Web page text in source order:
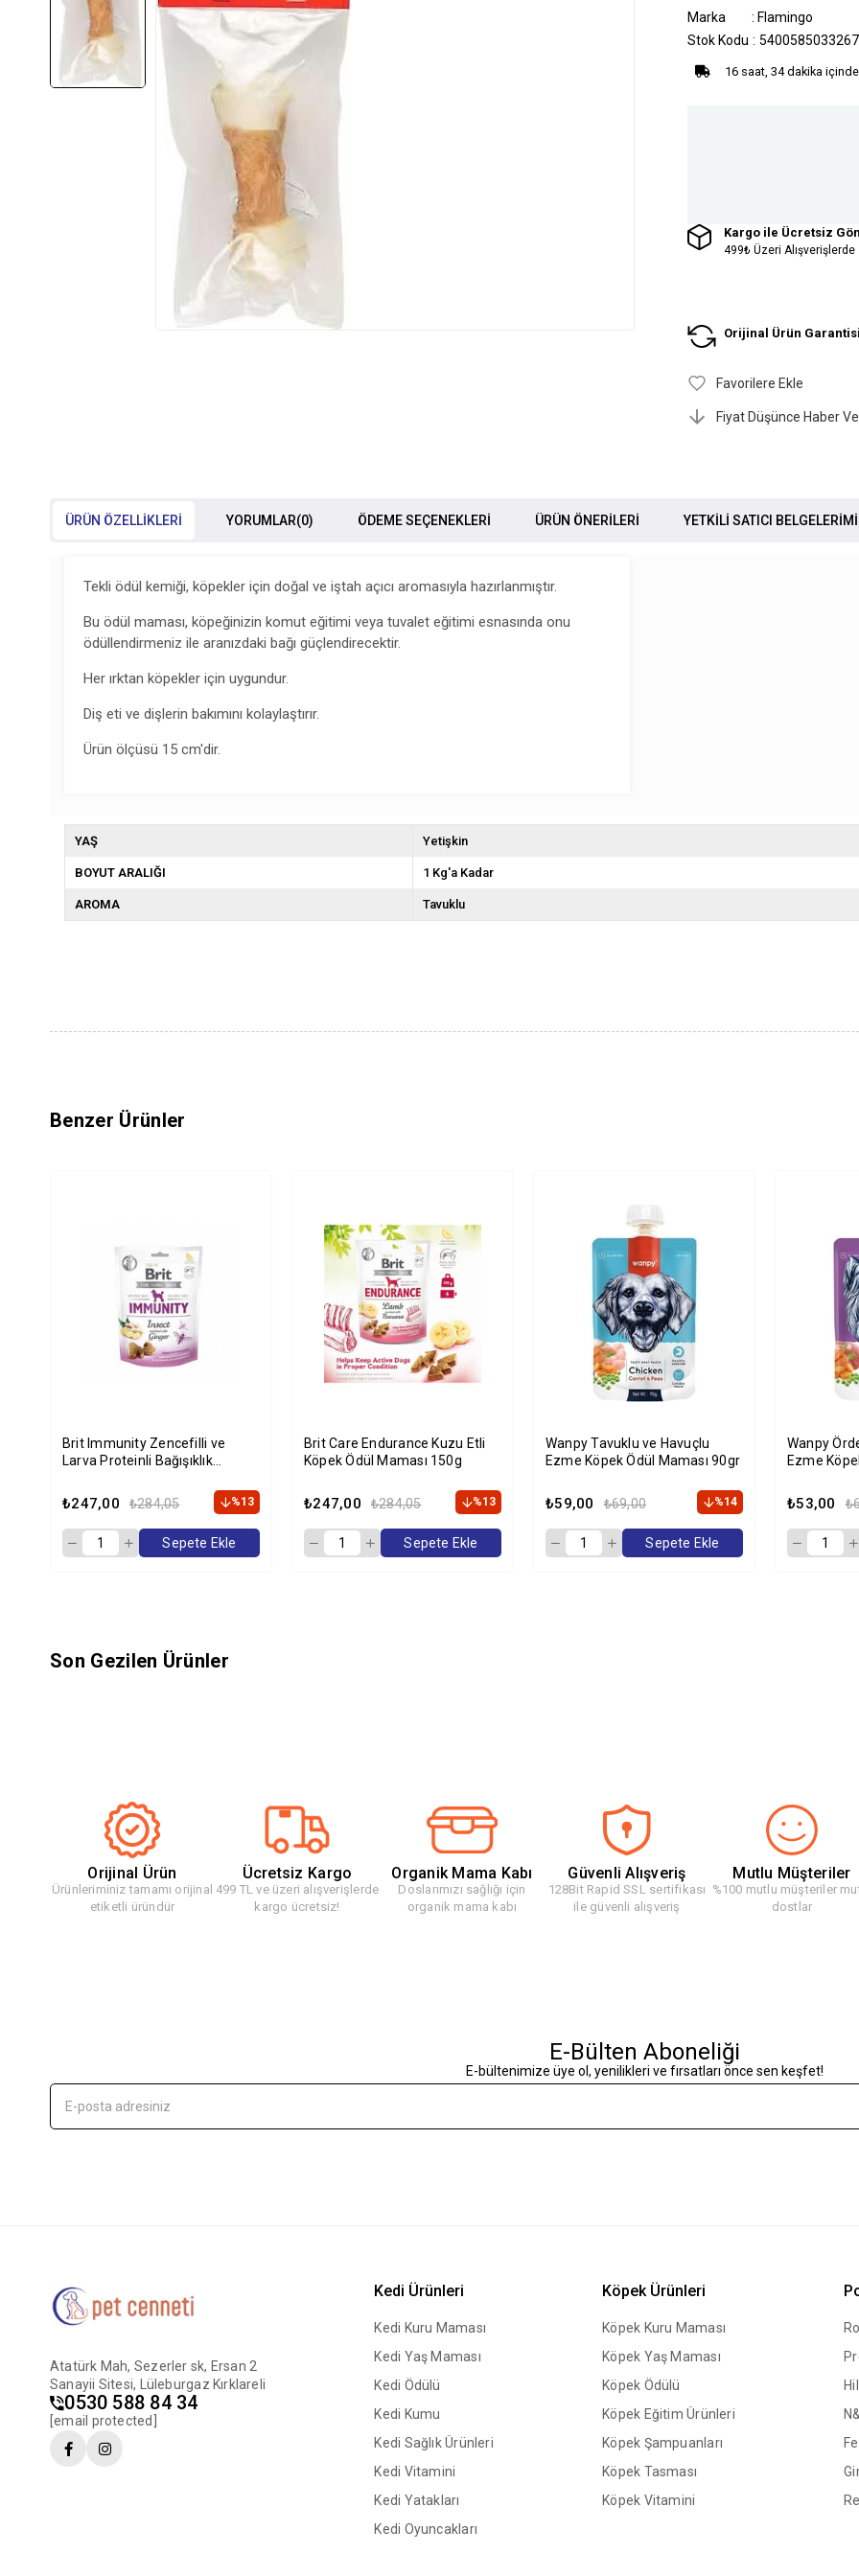
Marka : Flamingo
Stok Kodu
5400585033267
16 saat, 34 dakika
Kargo ile Ücretsiz
499₺ Üzeri Alışverişlerde
Orijinal Ürün
Favorilere Ekle
Fiyat Düşünce Haber
ÜRÜN ÖZELLIKLERI YORUMLAR(0) ÖDEME SEÇENEKLERI ÜRÜN ÖNERILERI YETKİLİ SATICI
Tekli ödül kemiği, köpekler için doğal ve iştah açıcı aromasıyla hazırlanmıştır.
Bu ödül maması, köpeğinizin komut eğitimi veya tuvalet eğitimi esnasında onu
ödüllendirmeniz ile aranızdaki bağı güçlendirecektir.
Her ırktan köpekler için uygundur.
Diş eti ve dişlerin bakımını kolaylaştırır.
Ürün ölçüsü 15 cm'dir.
YAŞ Yetişkin
BOYUT ARALIĞI 1 Kg'a Kadar
AROMA Tavuklu
Benzer Ürünler
Brit Immunity Zencefilli ve
Larva Proteinli Bağışıklık
gr
₺247,00 ₺284,05 %13
Sepete Ekle
Brit Care Endurance Kuzu Etli
Köpek Ödül Maması 150g
₺247,00 ₺284,05 %13
Sepete Ekle
Wanpy Tavuklu ve Havuçlu
Ezme Köpek Ödül Maması 90gr
₺59,00 ₺69,00 %14
Sepete Ekle
Wanpy
Ezme
₺53,00
Son Gezilen Ürünler
Orijinal Ürün
Ürünleriminiz tamamı orijinal
etiketli üründür
Ücretsiz Kargo
499 TL ve üzeri alışverişlerde
kargo ücretsiz!
Organik Mama Kabı
Doslarımızı sağlığı için
organik mama kabı
Güvenli Alışveriş
128Bit Rapid SSL sertifikası
ile güvenli alışveriş
Mutlu Müşteriler
%100 mutlu müşteriler
dostlar
E-Bülten Aboneliği
E-bültenimize üye ol, yenilikleri ve fırsatları önce sen keşfet!
Atatürk Mah, Sezerler sk, Ersan 2
Sanayii Sitesi, Lüleburgaz Kırklareli
0530 588 84 34
[email protected]
Kedi Ürünleri
Kedi Kuru Maması
Kedi Yaş Maması
Kedi Ödülü
Kedi Kumu
Kedi Sağlık Ürünleri
Kedi Vitamini
Kedi Yatakları
Kedi Oyuncakları
Köpek Ürünleri
Köpek Kuru Maması
Köpek Yaş Maması
Köpek Ödülü
Köpek Eğitim Ürünleri
Köpek Şampuanları
Köpek Tasması
Köpek Vitamini